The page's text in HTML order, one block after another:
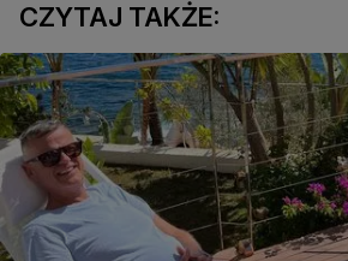
CZYTAJ TAKŻE: